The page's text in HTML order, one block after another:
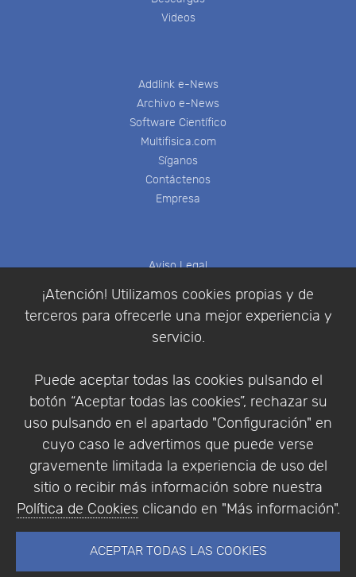
¡Atención! Utilizamos cookies propias y de
terceros para ofrecerle una mejor experiencia y
servicio.
Puede aceptar todas las cookies pulsando el
botón “Aceptar todas las cookies”, rechazar su
uso pulsando en el apartado "Configuración" en
cuyo caso le advertimos que puede verse
gravemente limitada la experiencia de uso del
sitio o recibir más información sobre nuestra
Política de Cookies clicando en "Más información".
ACEPTAR TODAS LAS COOKIES
Videos
Addlink e-News
Archivo e-News
Software Científico
Multifisica.com
Síganos
Contáctenos
Empresa
Aviso Legal
Política de Privacidad
Condiciones de compra
Identificarse
Empresa|Aviso Legal| Política de Privacidad |
Política de Cookies
© Copyright 1994 - 2026. Addlink Software
Científico, S.L.
Portugal.